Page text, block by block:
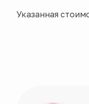
Указанная